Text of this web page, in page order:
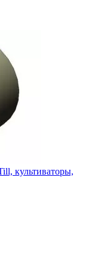
культиваторы,